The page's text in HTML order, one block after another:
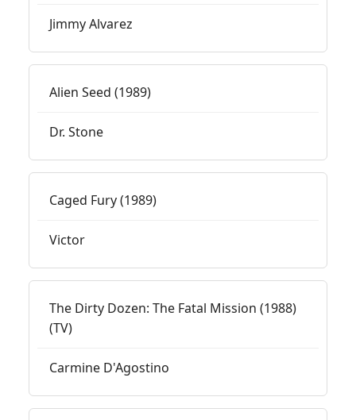
Jimmy Alvarez
Alien Seed (1989)
Dr. Stone
Caged Fury (1989)
Victor
The Dirty Dozen: The Fatal Mission (1988)
(TV)
Carmine D'Agostino